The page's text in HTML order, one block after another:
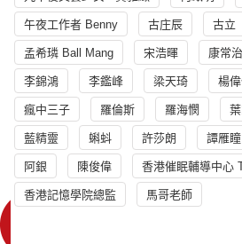
午夜工作者 Benny 古庄辰 古立
孟希璘 Ball Mang 宋浩暉 康常治
李錦鴻 李鑑峰 梁天琦 楊
瘋中三子 羅倫斯 羅海憫
藍精靈 蝌蚪 許莎朗 譚雁瞳
阿銀 陳俊偉 香港催眠輔導中心
香港記憶學院總監 馬哥老師